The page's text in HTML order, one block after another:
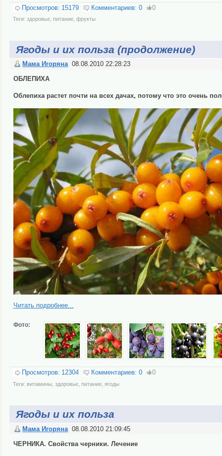
Просмотров: 15179 Комментариев: 0 0
Теги: здоровье, питание, фрукты
Ягоды и их польза (продолжение)
Мама Игоряна 08.08.2010 22:28:23
ОБЛЕПИХА
Облепиха растет почти на всех дачах, потому что это очень
Читать подробнее...
Фото:
Просмотров: 12304 Комментариев: 0 0
Теги: витамины здоровье, питание, ягоды
Ягоды и их польза
Мама Игоряна 08.08.2010 21:09:45
ЧЕРНИКА. Свойства черники. Лечение